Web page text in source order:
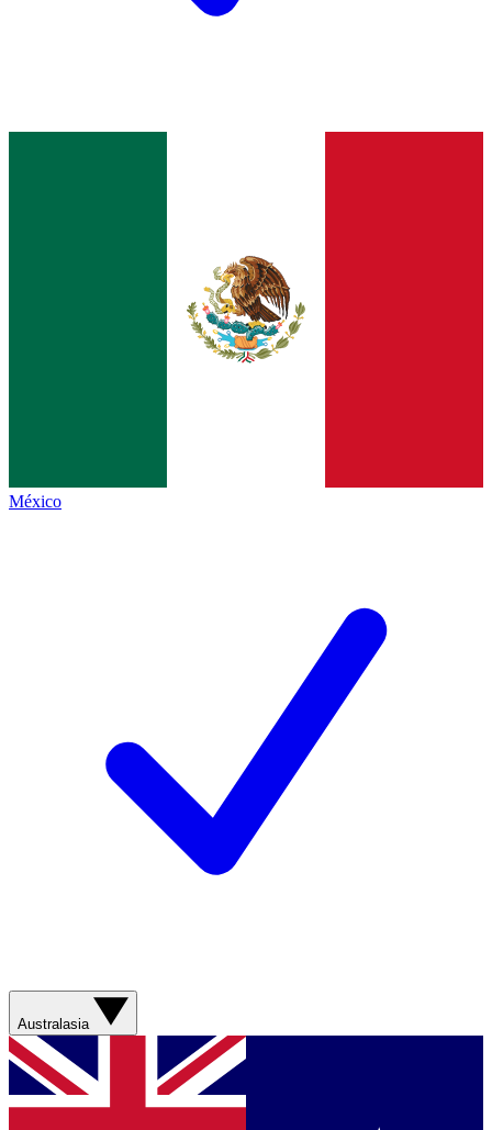
México
Australasia